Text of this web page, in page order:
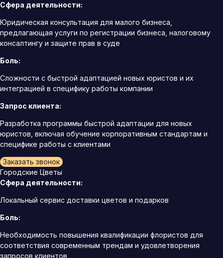
Сфера деятельности:
Юридическая консультация для малого бизнеса,
предлагающая услуги по регистрации бизнеса, налоговому
консалтингу и защите прав в суде
Боль:
Сложности с быстрой адаптацией новых юристов и их
интеграцией в специфику работы компании
Запрос клиента:
Разработка программы быстрой адаптации для новых
юристов, включая обучение корпоративным стандартам и
специфике работы с клиентами
Заказать звонок
Городские Цветы
Сфера деятельности:
Локальный сервис доставки цветов и подарков
Боль:
Необходимость повышения квалификации флористов для
соответствия современным трендам и удовлетворения
запросов клиентов